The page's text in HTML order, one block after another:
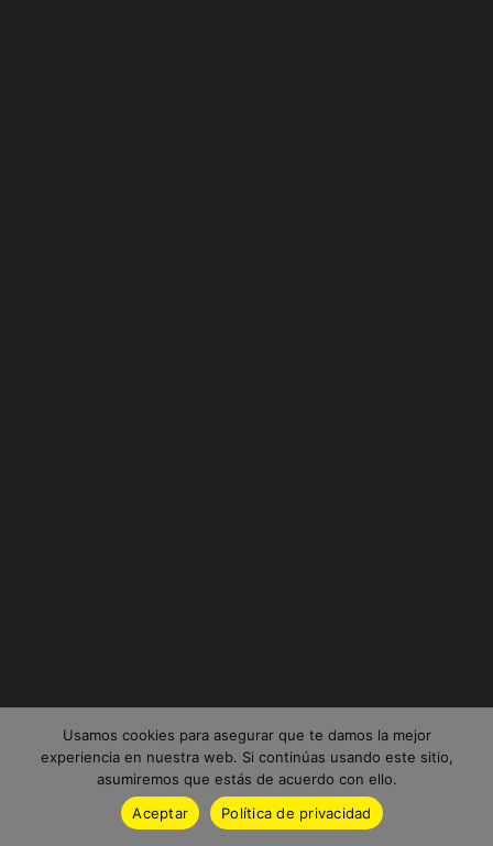
Usamos cookies para asegurar que te damos la mejor
experiencia en nuestra web. Si continúas usando este sitio,
asumiremos que estás de acuerdo con ello.
Aceptar
Política de privacidad